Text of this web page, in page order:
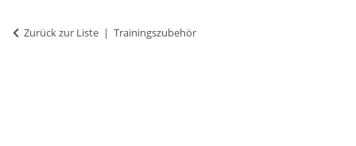
Zurück zur Liste Trainingszubehör